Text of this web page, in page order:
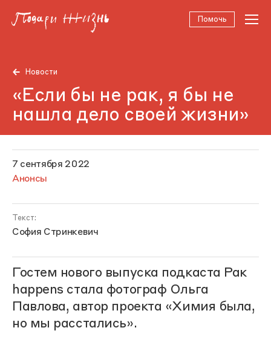
Помочь
Новости
«Если бы не рак, я бы не
нашла дело своей жизни»
7 сентября 2022
Анонсы
Текст:
София Стринкевич
Гостем нового выпуска подкаста Рак
happens стала фотограф Ольга
Павлова, автор проекта «Химия была,
но мы расстались».